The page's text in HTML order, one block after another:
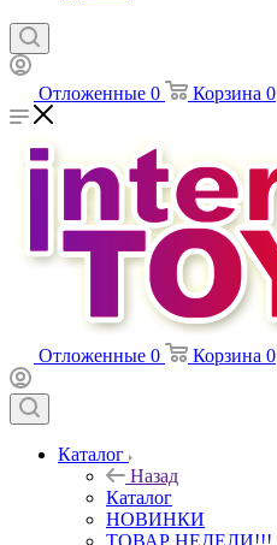
Отложенные 0 Корзина 0
Отложенные 0 Корзина 0
Каталог
Назад
Каталог
НОВИНКИ
ТОВАР НЕДЕЛИ!!!